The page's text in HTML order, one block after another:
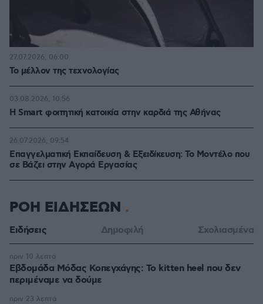
Το μέλλον της τεχνολογίας
27.07.2026, 06:00
Η Smart φοιτητική κατοικία στην καρδιά της Αθήνας
03.08.2026, 10:56
Επαγγελματική Εκπαίδευση & Εξειδίκευση: Το Mοντέλο που
σε Bάζει στην Aγορά Eργασίας
26.07.2026, 09:54
ΡΟΗ ΕΙΔΗΣΕΩΝ
Ειδήσεις Δημοφιλή Σχολιασμένα
Εβδομάδα Μόδας Κοπεγχάγης: Το kitten heel που δεν
περιμέναμε να δούμε
πριν 10 λεπτά
πριν 23 λεπτά